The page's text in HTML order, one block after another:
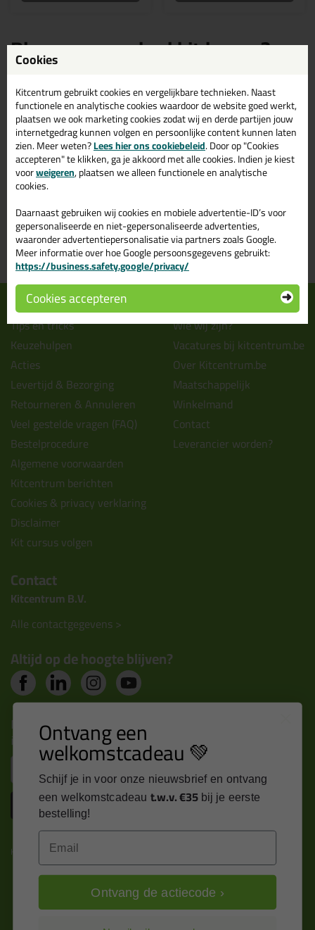
Blauwe zwembad kit kopen?
Bestel zwembad kit in de kleur
blauw bij Kitcentrum.be
Bestaat zwembad kit ook in de kleur blauw? Op Kitcentrum.be vind je
een ruim assortiment blauwe zwembad kit in de merken: Otto Chemie.
Bestel je zwembad kit blauw daarom gemakkelijk en snel op
Kitcentrum.be!
Voor 21:00 uur besteld
morgen in huis
Gratisbezorging binnen
Belgiëvanaf75,-
Grootste assortiment
uit voorraad leverbaar
Bpost pakjespunt: kies zelf
wanneer je afhaalt
Informatie
Tips en tricks
Keuzehulpen
Acties
Levertijd & Bezorging
Retourneren & Annuleren
Veel gestelde vragen (FAQ)
Bestelprocedure
Algemene voorwaarden
Kitcentrum berichten
Cookies & privacy verklaring
Disclaimer
Kit cursus volgen
Wie wij zijn?
Vacatures bij kitcentrum.be
Over Kitcentrum.be
Maatschappelijk
Winkelmand
Contact
Leverancier worden?
Contact
Kitcentrum B.V.
Alle contactgegevens >
Altijd op de hoogte blijven?
Nieuws, tips en exclusieve deals rechtstreeks in je
inbox
Inschrijven
Kitcentrum is trots op:
Cookies
Kitcentrum gebruikt cookies en vergelijkbare technieken. Naast
functionele en analytische cookies waardoor de website goed werkt,
plaatsen we ook marketing cookies zodat wij en derde partijen jouw
internetgedrag kunnen volgen en persoonlijke content kunnen laten
zien. Meer weten?Lees hier ons cookiebeleid. Door op "Cookies
accepteren" te klikken, ga je akkoord met alle cookies. Indien je kiest
voorweigeren, plaatsen we alleen functionele en analytische
cookies.
Daarnaast gebruiken wij cookies en mobiele advertentie-ID’s voor
gepersonaliseerde en niet-gepersonaliseerde advertenties,
waaronder advertentiepersonalisatie via partners zoals Google.
Meer informatie over hoe Google persoonsgegevens gebruikt:
https://business.safety.google/privacy/
Cookies accepteren
Ontvang een
welkomstcadeau 💚
Schijf je in voor onze nieuwsbrief en ontvang
een welkomstcadeau t.w.v. €35 bij je eerste
bestelling!
Email
Ontvang de actiecode ›